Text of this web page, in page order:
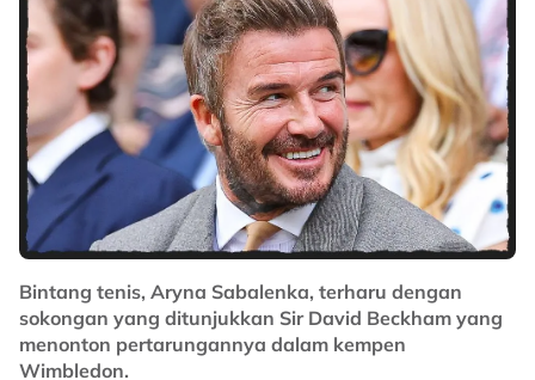
👉 The 21 year old climbs to a career high
20 in the world with this incredible fan
base.pic.twitter.com/7CvHfpbrN0
— The First Serve (@TheFirstServeAU)
August 3, 2026
Ia, sekali gus menjadi saksi Eala menumpaskan antara
Kejayaan bersejarah itu turut memastikan Eala
menembusi kelompok 20 pemain terbaik dunia buat
kali pertama.
Bintang tenis, Aryna Sabalenka, terharu dengan
sokongan yang ditunjukkan Sir David Beckham yang
menonton pertarungannya dalam kempen
Wimbledon.